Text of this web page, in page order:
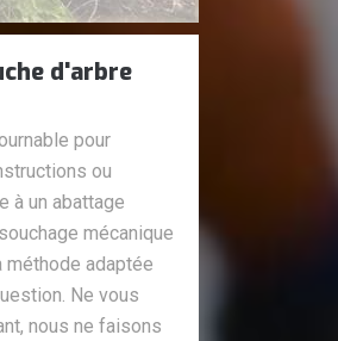
d'arbre
pour
ou
à un abattage
mécanique
méthode adaptée
Ne vous
nous ne faisons